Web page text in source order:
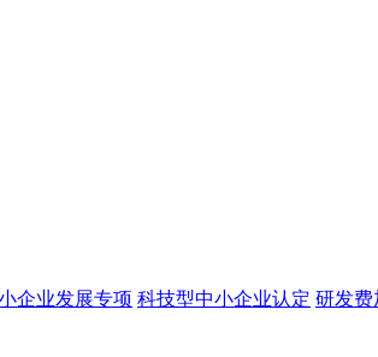
企业发展专项 科技型中小企业认定 研发费